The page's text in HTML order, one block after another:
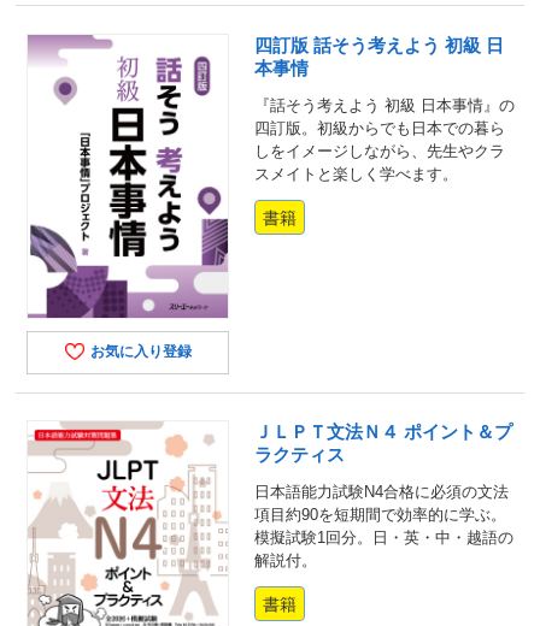
お気に入り登録
四訂版 話そう考えよう 初級 日
本事情
『話そう考えよう 初級 日本事情』の
四訂版。初級からでも日本での暮ら
しをイメージしながら、先生やクラ
スメイトと楽しく学べます。
書籍
ＪＬＰＴ文法Ｎ４ ポイント＆プ
ラクティス
日本語能力試験N4合格に必須の文法
項目約90を短期間で効率的に学ぶ。
模擬試験1回分。日・英・中・越語の
解説付。
書籍